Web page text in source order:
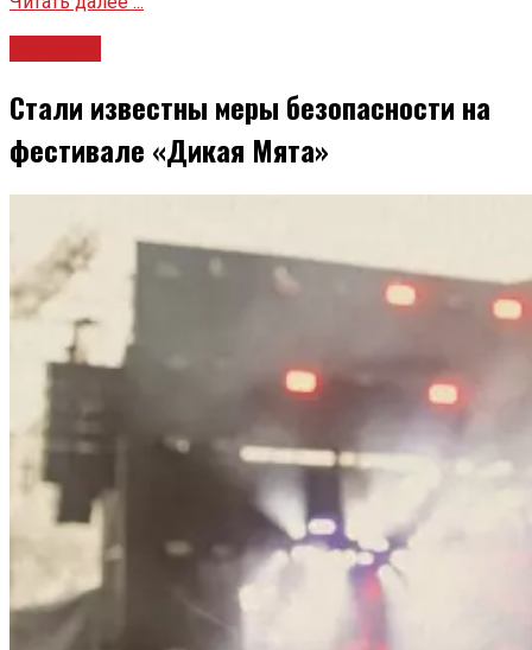
Стали известны меры безопасности на
фестивале «Дикая Мята»